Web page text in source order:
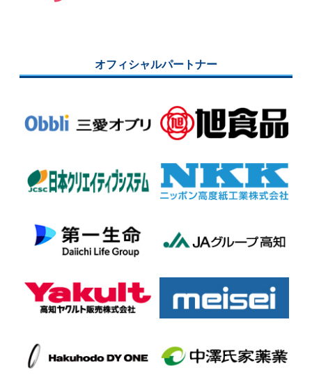
オフィシャルパートナー